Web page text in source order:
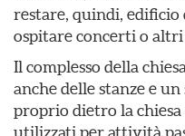
restare, quindi, edificio
ospitare concerti o
Il complesso della
anche delle stanze e
proprio dietro la chiesa
utilizzati per attività